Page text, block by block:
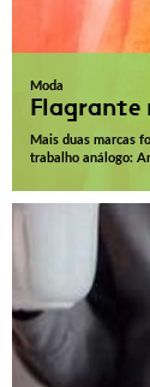
Moda
Flagrante
Mais duas marcas
trabalho análogo: